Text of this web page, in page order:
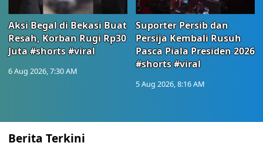
Aksi Begal di Bekasi Buat
Resah, Korban Rugi Rp30
Juta #shorts #viral
6 Aug 2026, 7:30 AM
Suporter Persib dan
Persija Kembali Rusuh
Pasca Piala Presiden 2026
#shorts #viral
5 Aug 2026, 8:16 AM
Berita Terkini